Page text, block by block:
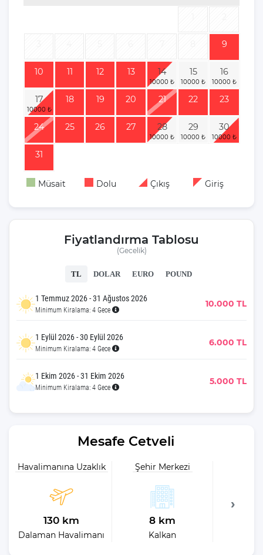
9
10 11 12 13 14 15 16
17 18 19 20 21 22 23
24 25 26 27 28 29 30
31
Müsait Dolu Çıkış Giriş
Fiyatlandırma Tablosu
(Gecelik)
TL DOLAR EURO POUND
1 Temmuz 2026 - 31 Ağustos 2026
Minimum Kiralama: 4 Gece
10.000 TL
1 Eylül 2026 - 30 Eylül 2026
Minimum Kiralama: 4 Gece
6.000 TL
1 Ekim 2026 - 31 Ekim 2026
Minimum Kiralama: 4 Gece
5.000 TL
Mesafe Cetveli
Havalimanına Uzaklık
130 km
Dalaman Havalimanı
Şehir Merkezi
8 km
Kalkan